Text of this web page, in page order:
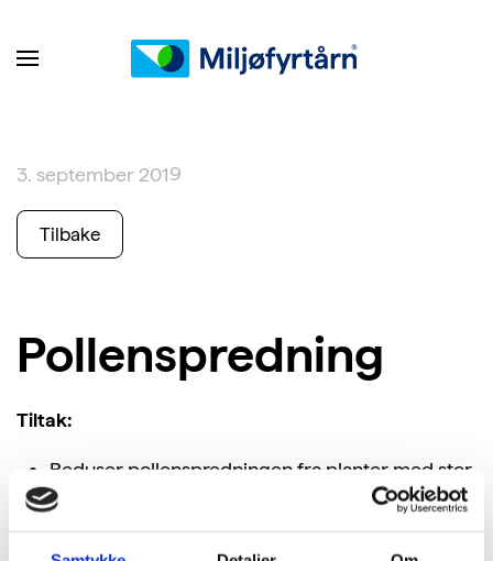
3. september 2019
Tilbake
Pollenspredning
Tiltak:
Reduser pollenspredningen fra planter med stor
allergifremkalling, for eksempel ved å plante